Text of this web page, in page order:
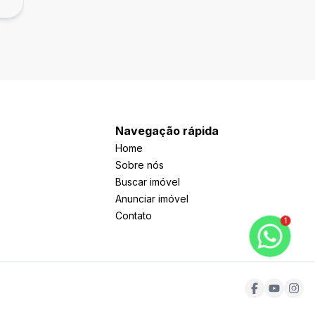
Navegação rápida
Home
Sobre nós
Buscar imóvel
Anunciar imóvel
Contato
1